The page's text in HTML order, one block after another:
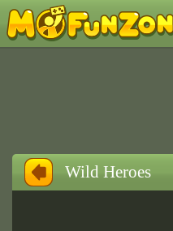
Wild Heroes